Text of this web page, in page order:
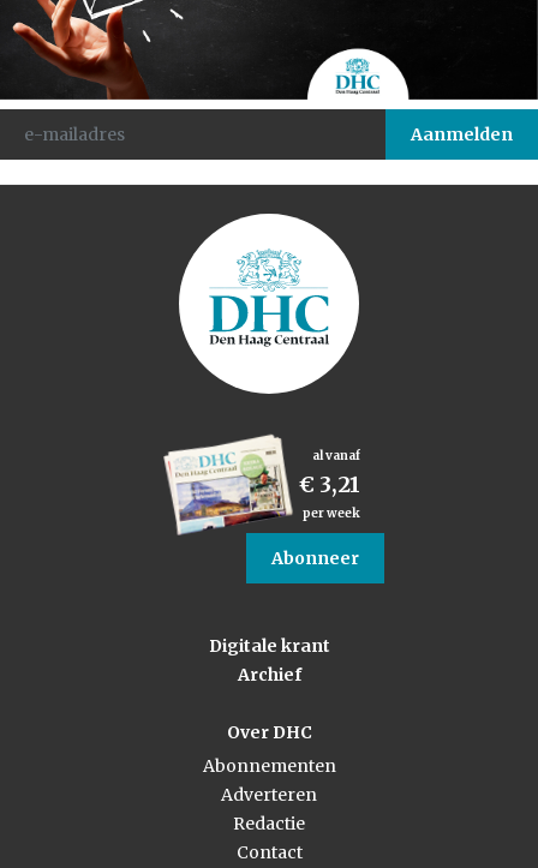
al vanaf
€ 3,21
per week
Abonneer
Digitale krant
Archief
Over DHC
Abonnementen
Adverteren
Redactie
Contact